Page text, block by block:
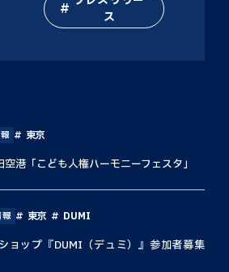
ス
東京
港「こども人権ハーモニーフェスタ」
報 東京 DUMI
ョップ『DUMI（デュミ）』参加者募集